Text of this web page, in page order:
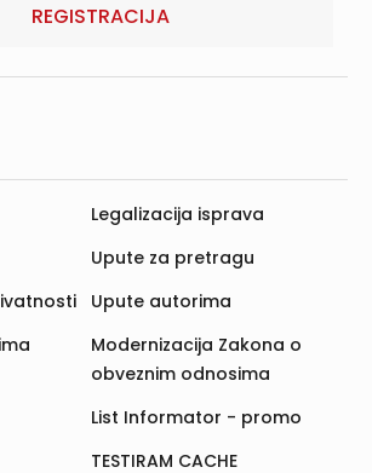
REGISTRACIJA
Legalizacija isprava
Upute za pretragu
Upute autorima
Modernizacija Zakona o
obveznim odnosima
List Informator - promo
TESTIRAM CACHE